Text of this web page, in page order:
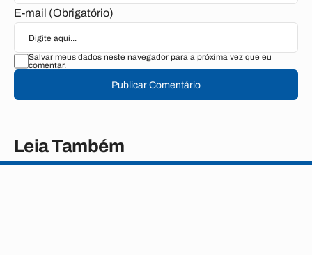
E-mail (Obrigatório)
Salvar meus dados neste navegador para a próxima vez que eu
comentar.
Publicar Comentário
Leia Também